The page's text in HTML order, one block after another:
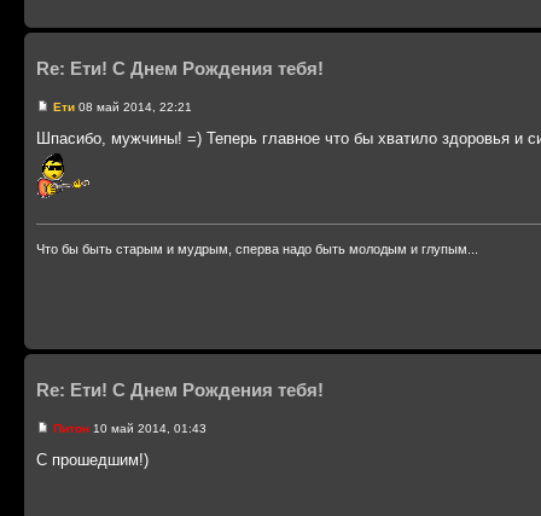
Re: Ети! С Днем Рождения тебя!
Ети 08 май 2014, 22:21
Шпасибо, мужчины! =) Теперь главное что бы хватило здоровья и
Что бы быть старым и мудрым, сперва надо быть молодым и глупым...
Re: Ети! С Днем Рождения тебя!
Питон 10 май 2014, 01:43
С прошедшим!)